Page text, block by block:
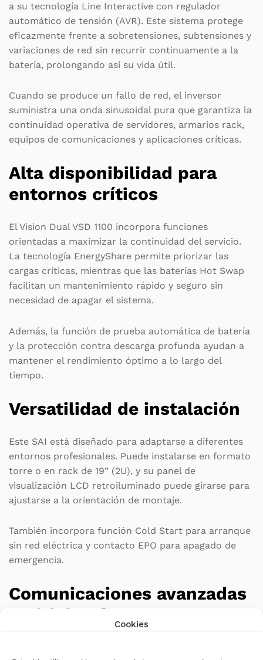
Cookies
a su tecnología Line Interactive con regulador
automático de tensión (AVR). Este sistema protege
eficazmente frente a sobretensiones, subtensiones y
variaciones de red sin recurrir continuamente a la
batería, prolongando así su vida útil.
Cuando se produce un fallo de red, el inversor
suministra una onda sinusoidal pura que garantiza la
continuidad operativa de servidores, armarios rack,
equipos de comunicaciones y aplicaciones críticas.
Alta disponibilidad para
entornos críticos
El Vision Dual VSD 1100 incorpora funciones
orientadas a maximizar la continuidad del servicio.
La tecnología EnergyShare permite priorizar las
cargas críticas, mientras que las baterías Hot Swap
facilitan un mantenimiento rápido y seguro sin
necesidad de apagar el sistema.
Además, la función de prueba automática de batería
y la protección contra descarga profunda ayudan a
mantener el rendimiento óptimo a lo largo del
tiempo.
Versatilidad de instalación
Este SAI está diseñado para adaptarse a diferentes
entornos profesionales. Puede instalarse en formato
torre o en rack de 19” (2U), y su panel de
visualización LCD retroiluminado puede girarse para
ajustarse a la orientación de montaje.
También incorpora función Cold Start para arranque
sin red eléctrica y contacto EPO para apagado de
emergencia.
Comunicaciones avanzadas
multiplataforma